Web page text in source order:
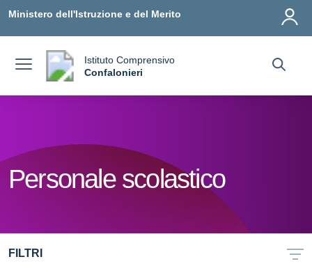
Ministero dell'Istruzione e del Merito
Istituto Comprensivo
Confalonieri
Personale scolastico
FILTRI